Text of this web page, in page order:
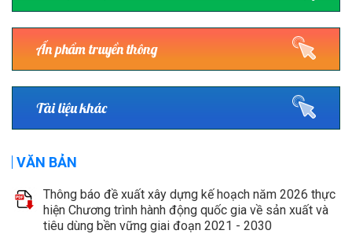
Ấn phẩm truyền thông
Tài liệu khác
VĂN BẢN
Thông báo đề xuất xây dựng kế hoạch năm 2026 thực
hiện Chương trình hành động quốc gia về sản xuất và
tiêu dùng bền vững giai đoạn 2021 - 2030